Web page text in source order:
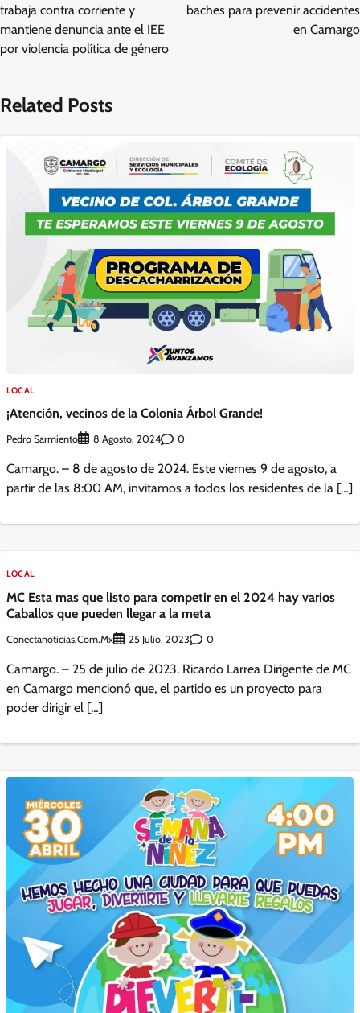
entradas
trabaja contra corriente y
mantiene denuncia ante el IEE
por violencia política de género
baches para prevenir accidentes
en Camargo
Related Posts
LOCAL
¡Atención, vecinos de la Colonia Árbol Grande!
Pedro Sarmiento 8 Agosto, 2024 0
Camargo. – 8 de agosto de 2024. Este viernes 9 de agosto, a
partir de las 8:00 AM, invitamos a todos los residentes de la […]
LOCAL
MC Esta mas que listo para competir en el 2024 hay varios
Caballos que pueden llegar a la meta
Conectanoticias.com.mx 25 Julio, 2023 0
Camargo. – 25 de julio de 2023. Ricardo Larrea Dirigente de MC
en Camargo mencionó que, el partido es un proyecto para
poder dirigir el […]